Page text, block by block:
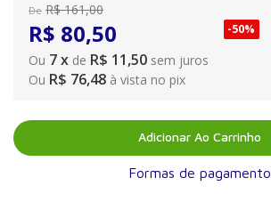
De R$ 161,00
R$ 80,50
Ou 7x de R$ 11,50 sem juros
-50%
Ou R$ 76,48 à vista no pix
Adicionar Ao Carrinho
Formas de pagamento